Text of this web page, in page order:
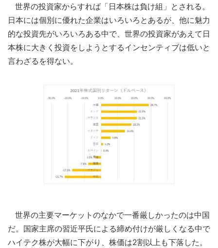
世界の投資家からすれば「日本株は負け組」とされる。
日本には個別に優れた企業はいろいろとあるが、他に魅力
的な投資先がいろいろある中で、世界の投資家があえて日
本株に大きく投資をしようとするインセンティブは低いと
言わざるを得ない。
世界の主要マーケットのなかで一番厳しかったのは中国
だ。国家主席の習近平氏による締め付けが厳しくなる中で
ハイテク株が大幅に下がり、株価は2割以上も下落した。